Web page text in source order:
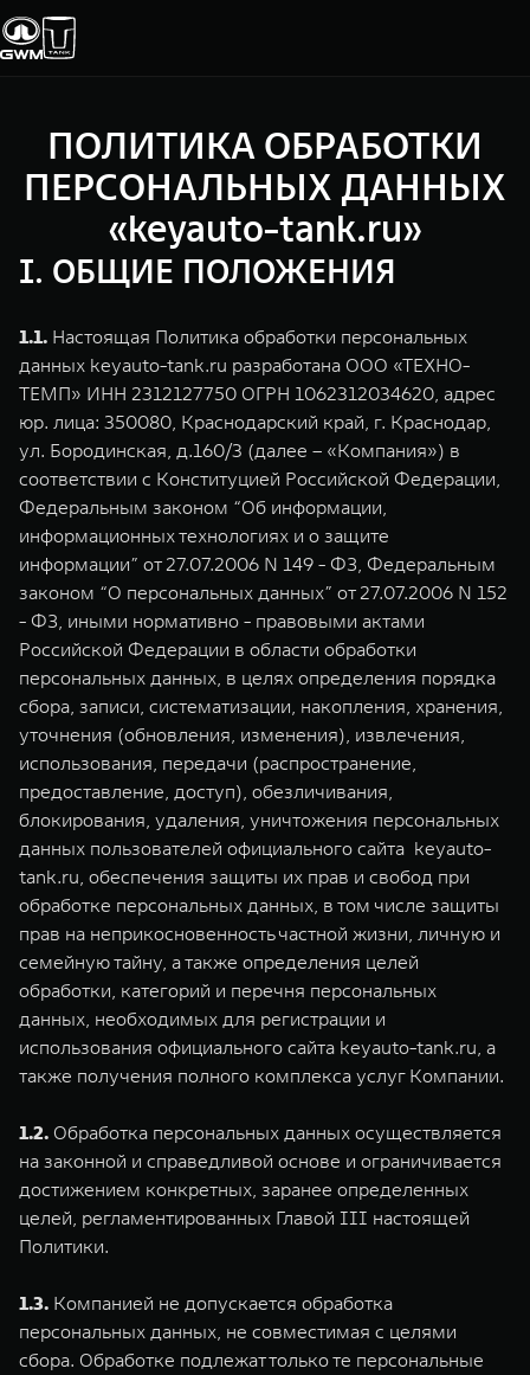
Модели
TANK 300
Следуй за открытиями
от 3 999 000 ₽
TANK 400
За пределы
от 5 599 000 ₽
TANK 500
Веди за собой
от 6 499 000 ₽
TANK 700
Сила признания
от 10 199 000 ₽
WEY 07
Расширяя границы комфорта
от 6 149 000 ₽
WEY 05
Эстетика нового
от 5 699 000 ₽
WEY 80 WEY 80 Лаундж
Покупателям
ВЫБОР АВТОМОБИЛЯ
Спецпредложения
Конфигуратор
Тест-драйв
Зарядные станции
ПОКУПКА АВТОМОБИЛЯ
TANK Финансы
Корпоративным клиентам
TANK ФИНАНСЫ
TANK Кредит
TANK Лизинг
TANK Страхование
Владельцам
ГАРАНТИЯ И ПОДДЕРЖКА
Гарантия
Помощь на дороге
СЕРВИС
Калькулятор ТО
Нулевое ТО
Сервис
Специальные предложения
Моторные масла
ЦИФРОВЫЕ СЕРВИСЫ TANK
Цифровые сервисы TANK
Подписки
О дилере
ИНФОРМАЦИЯ
О нас
35 лет GWM
GWM ТЕХ ДЕНЬ
Новости
ПОЛИТИКА ОБРАБОТКИ
ПЕРСОНАЛЬНЫХ ДАННЫХ
«keyauto-tank.ru»
I. ОБЩИЕ ПОЛОЖЕНИЯ
1.1. Настоящая Политика обработки персональных
данных keyauto-tank.ru разработана ООО «ТЕХНО-
ТЕМП» ИНН 2312127750 ОГРН 1062312034620, адрес
юр. лица: 350080, Краснодарский край, г. Краснодар,
ул. Бородинская, д.160/3 (далее – «Компания») в
соответствии с Конституцией Российской Федерации,
Федеральным законом “Об информации,
информационных технологиях и о защите
информации” от 27.07.2006 N 149 - ФЗ, Федеральным
законом “О персональных данных” от 27.07.2006 N 152
- ФЗ, иными нормативно - правовыми актами
Российской Федерации в области обработки
персональных данных, в целях определения порядка
сбора, записи, систематизации, накопления, хранения,
уточнения (обновления, изменения), извлечения,
использования, передачи (распространение,
предоставление, доступ), обезличивания,
блокирования, удаления, уничтожения персональных
данных пользователей официального сайта keyauto-
tank.ru, обеспечения защиты их прав и свобод при
обработке персональных данных, в том числе защиты
прав на неприкосновенность частной жизни, личную и
семейную тайну, а также определения целей
обработки, категорий и перечня персональных
данных, необходимых для регистрации и
использования официального сайта keyauto-tank.ru, а
также получения полного комплекса услуг Компании.
1.2. Обработка персональных данных осуществляется
на законной и справедливой основе и ограничивается
достижением конкретных, заранее определенных
целей, регламентированных Главой III настоящей
Политики.
1.3. Компанией не допускается обработка
персональных данных, не совместимая с целями
сбора. Обработке подлежат только те персональные